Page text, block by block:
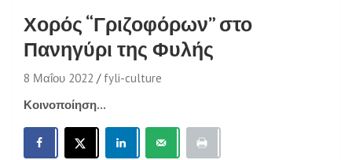
Χορός “Γριζοφόρων” στο
Πανηγύρι της Φυλής
8 Μαΐου 2022
fyli-culture
Κοινοποίηση...